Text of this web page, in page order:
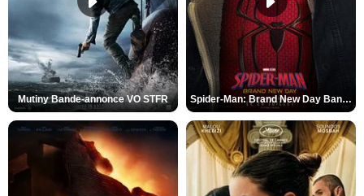
Mutiny Bande-annonce VO STFR Spider-Man: Brand New Day Bande-annonce VO STFR